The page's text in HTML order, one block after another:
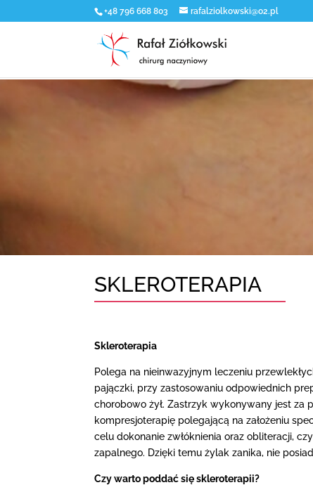
+48 796 668 803 rafalziolkowski@o2.pl
SKLEROTERAPIA
Skleroterapia
Polega na nieinwazyjnym leczeniu
pajączki, przy zastosowaniu odpowiednich
chorobowo żył. Zastrzyk wykonywany jest za
kompresjoterapię polegającą na założeniu
celu dokonanie zwłóknienia oraz obliteracji,
zapalnego. Dzięki temu żylak zanika, nie
Czy warto poddać się skleroterapii?